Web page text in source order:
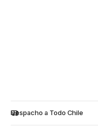
Despacho a Todo Chile